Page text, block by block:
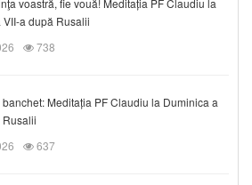
a după Rusalii
738
Meditația PF Claudiu la Duminica a
Rusalii
637